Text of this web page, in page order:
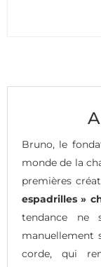
Bruno, le
monde de la
premières
espadrilles »
tendance ne
manuellement
corde, qui